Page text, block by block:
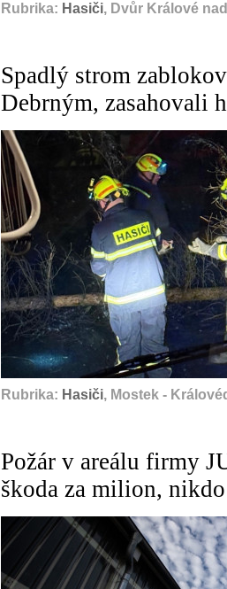
Rubrika: Hasiči, Dvůr Králové
Spadlý strom
Debrným, zasahovali
Rubrika: Hasiči, Mostek -
Požár v areálu firmy
škoda za milion,